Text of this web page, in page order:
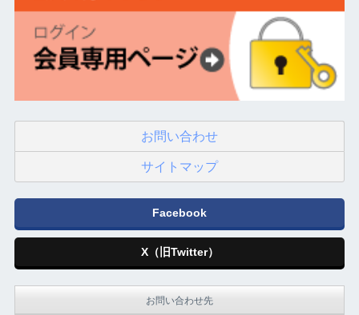
お問い合わせ
サイトマップ
Facebook
X（旧Twitter）
お問い合わせ先